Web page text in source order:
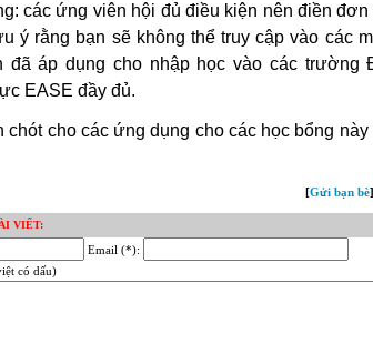
các ứng viên hội đủ điều kiện nên điền
ý rằng bạn sẽ không thể truy cập vào các
đã áp dụng cho nhập học vào các trường
EASE đầy đủ.
chót cho các ứng dụng cho các học bổng này
[Gửi bạn bè
VIẾT:
Email (*):
có dấu)